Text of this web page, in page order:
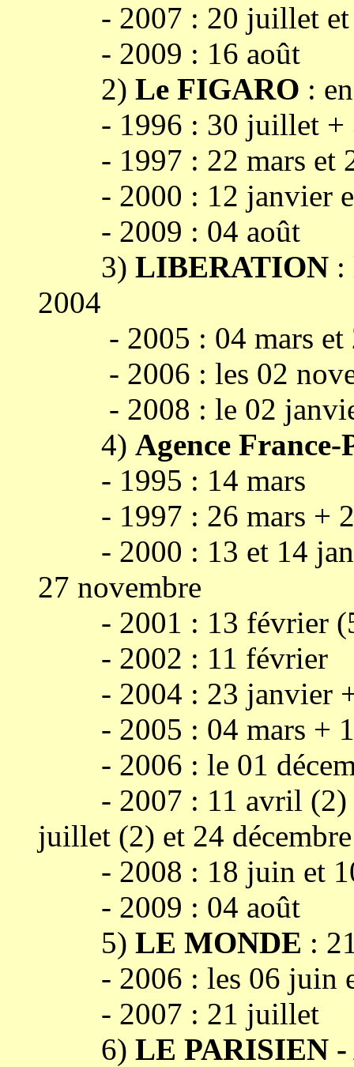
- 2007 : 20 juillet et
- 2009 : 16 août
2) Le FIGARO :
- 1996 : 30 juillet +
- 1997 : 22 mars et
- 2000 : 12 janvier
- 2009 : 04 août
3) LIBERATION :
2004
- 2005 : 04 mars et
- 2006 : les 02
- 2008 : le 02
4) Agence France-
- 1995 : 14 mars
- 1997 : 26 mars +
- 2000 : 13 et 14
27 novembre
- 2001 : 13 février (5
- 2002 : 11 février
- 2004 : 23 janvier +
- 2005 : 04 mars +
- 2006 : le 01
- 2007 : 11 avril (2)
juillet (2) et 24 décembre
- 2008 : 18 juin et 10
- 2009 : 04 août
5) LE MONDE :
- 2006 : les 06 juin
- 2007 : 21 juillet
6) LE PARISIEN